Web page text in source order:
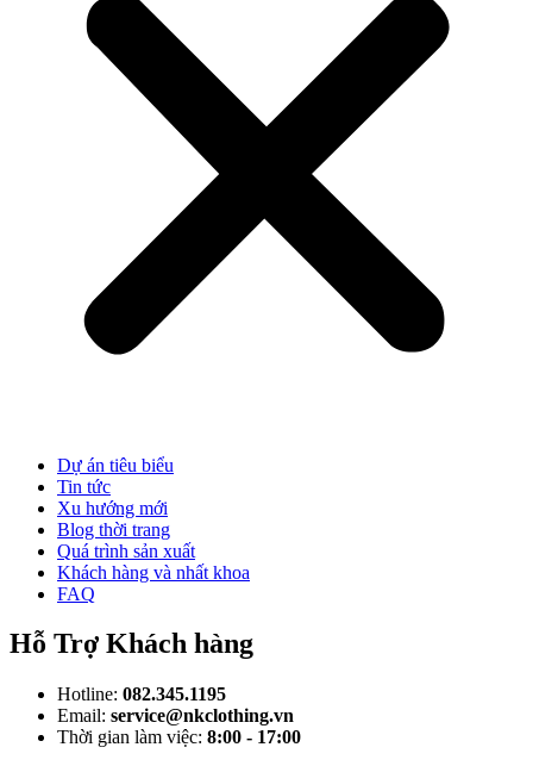
Dự án tiêu biểu
Tin tức
Xu hướng mới
Blog thời trang
Quá trình sản xuất
Khách hàng và nhất khoa
FAQ
Hỗ Trợ Khách hàng
Hotline: 082.345.1195
Email: service@nkclothing.vn
Thời gian làm việc: 8:00 - 17:00